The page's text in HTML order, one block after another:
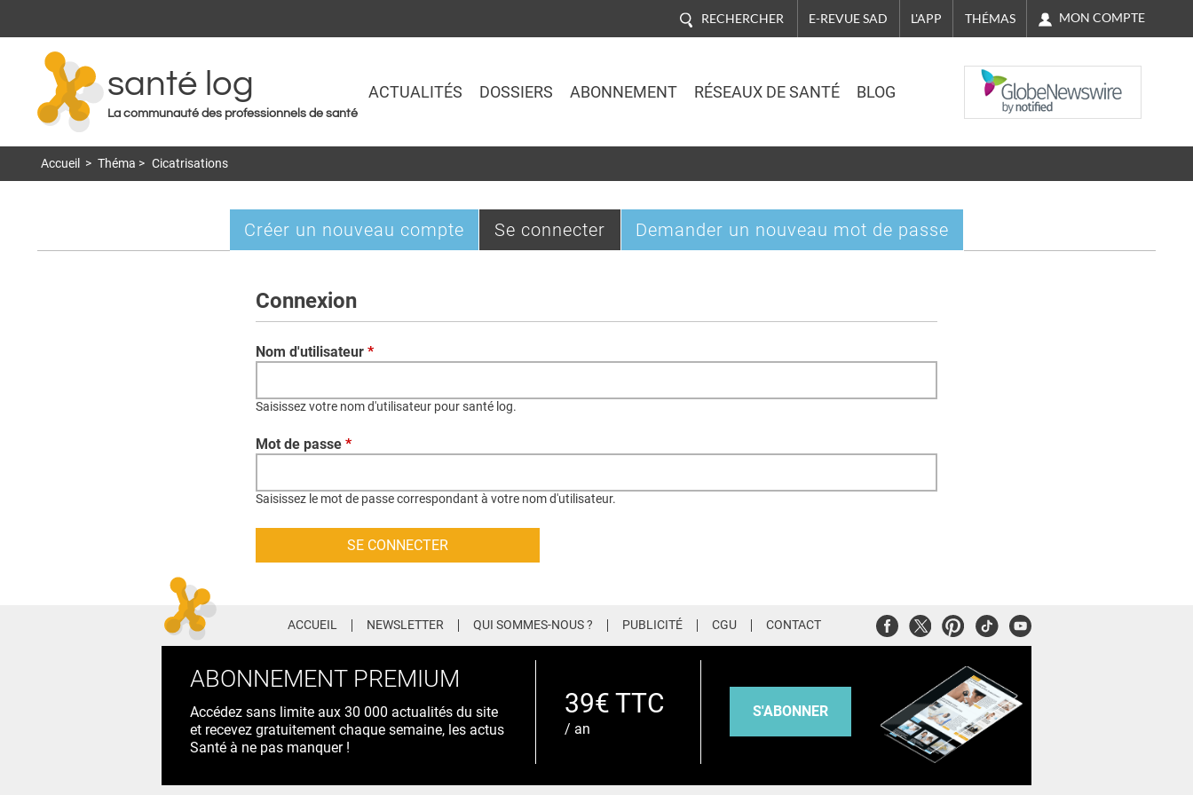
RECHERCHER E-REVUE SAD L'APP THÉMAS MON COMPTE
santé log
La communauté des professionnels de santé
ACTUALITÉS DOSSIERS ABONNEMENT RÉSEAUX DE SANTÉ BLOG
NASDAQ
Accueil > Théma > Cicatrisations
Onglets
Créer un nouveau compte Se connecter (onglet
actif)
Demander un nouveau mot de passe
Connexion
Nom d'utilisateur *
Saisissez votre nom d'utilisateur pour santé log.
Mot de passe *
Saisissez le mot de passe correspondant à votre nom d'utilisateur.
ACCUEIL NEWSLETTER QUI SOMMES-NOUS ? PUBLICITÉ CGU CONTACT FacebookTwitterPinterest
TiktokYoutube
ABONNEMENT PREMIUM
Accédez sans limite aux 30 000 actualités du site
et recevez gratuitement chaque semaine, les actus
Santé à ne pas manquer !
39€ TTC
/ an
S'ABONNER